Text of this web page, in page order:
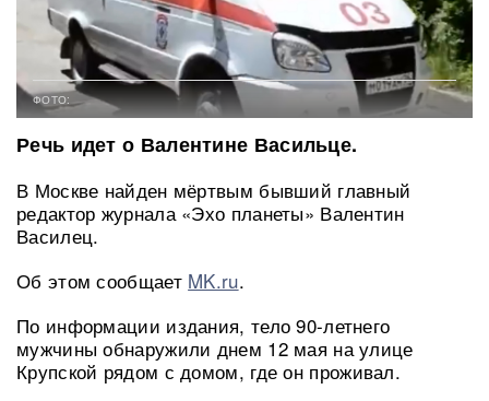
ФОТО:
Речь идет о Валентине Васильце.
В Москве найден мёртвым бывший главный
редактор журнала «Эхо планеты» Валентин
Василец.
Об этом сообщает MK.ru.
По информации издания, тело 90-летнего
мужчины обнаружили днем 12 мая на улице
Крупской рядом с домом, где он проживал.